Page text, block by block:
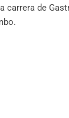
carrera de